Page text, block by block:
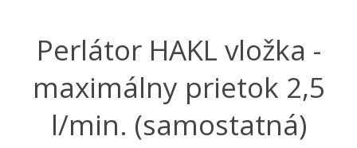
Perlátor HAKL vložka -
maximálny prietok 2,5
l/min. (samostatná)